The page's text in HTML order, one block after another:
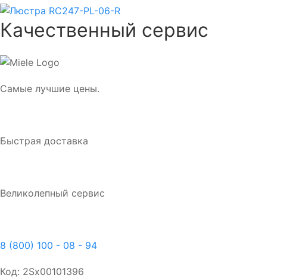
Качественный сервис
Самые лучшие цены.
Быстрая доставка
Великолепный сервис
8 (800) 100 - 08 - 94
Код: 2Sх00101396